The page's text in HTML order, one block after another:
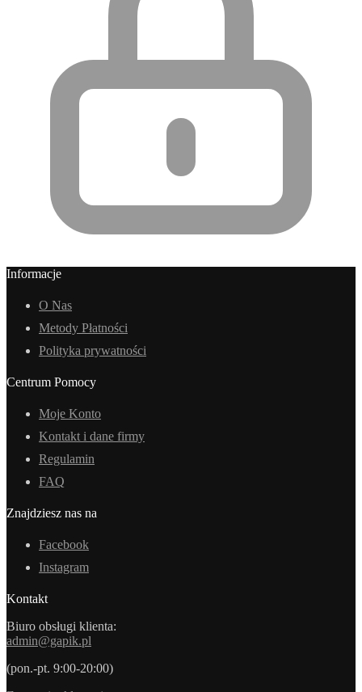
Informacje
O Nas
Metody Płatności
Polityka prywatności
Centrum Pomocy
Moje Konto
Kontakt i dane firmy
Regulamin
FAQ
Znajdziesz nas na
Facebook
Instagram
Kontakt
Biuro obsługi klienta:
admin@gapik.pl
(pon.-pt. 9:00-20:00)